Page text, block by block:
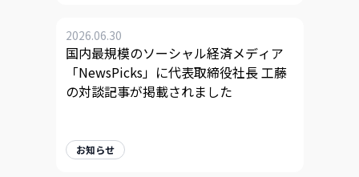
2026.06.30
国内最規模のソーシャル経済メディア
「NewsPicks」に代表取締役社長 工藤
の対談記事が掲載されました
お知らせ